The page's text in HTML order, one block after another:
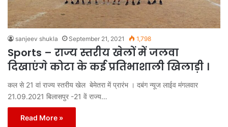
sanjeev shukla September 21, 2021 1,798
Sports – राज्य स्तरीय खेलों में जलवा
दिखाएंगे कोटा के कई प्रतिभाशाली खिलाड़ी ।
कल से 21 वां राज्य स्तरीय खेल बेमेतरा में प्रारंभ । दबंग न्यूज लाईव मंगलवार
21.09.2021 बिलासपुर -21 वें राज्य…
Read More »